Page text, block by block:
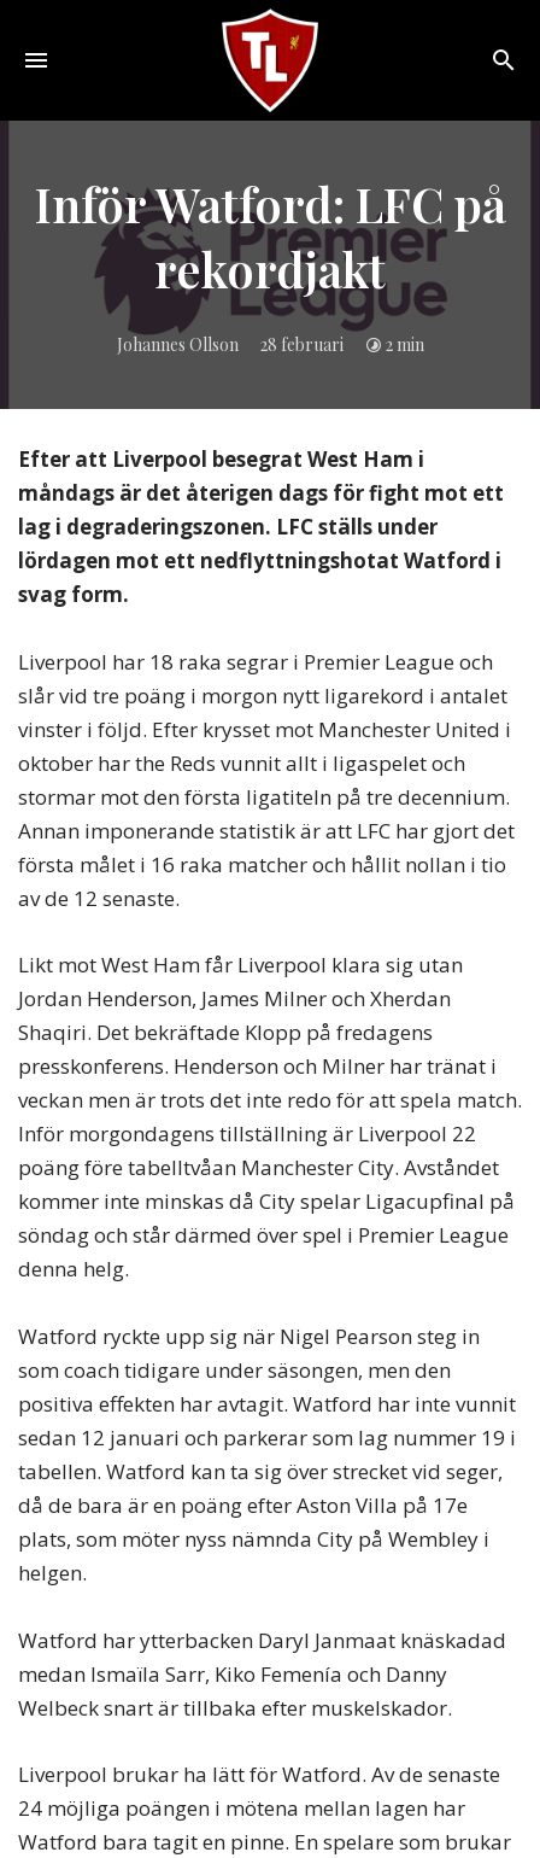
Sveriges
online
magazine!
Inför Watford: LFC på
rekordjakt
Johannes Ollson 28 februari 2 min
Efter att Liverpool besegrat West Ham i
måndags är det återigen dags för fight mot ett
lag i degraderingszonen. LFC ställs under
lördagen mot ett nedflyttningshotat Watford i
svag form.
Liverpool har 18 raka segrar i Premier League och
slår vid tre poäng i morgon nytt ligarekord i antalet
vinster i följd. Efter krysset mot Manchester United i
oktober har the Reds vunnit allt i ligaspelet och
stormar mot den första ligatiteln på tre decennium.
Annan imponerande statistik är att LFC har gjort det
första målet i 16 raka matcher och hållit nollan i tio
av de 12 senaste.
Likt mot West Ham får Liverpool klara sig utan
Jordan Henderson, James Milner och Xherdan
Shaqiri. Det bekräftade Klopp på fredagens
presskonferens. Henderson och Milner har tränat i
veckan men är trots det inte redo för att spela match.
Inför morgondagens tillställning är Liverpool 22
poäng före tabelltvåan Manchester City. Avståndet
kommer inte minskas då City spelar Ligacupfinal på
söndag och står därmed över spel i Premier League
denna helg.
Watford ryckte upp sig när Nigel Pearson steg in
som coach tidigare under säsongen, men den
positiva effekten har avtagit. Watford har inte vunnit
sedan 12 januari och parkerar som lag nummer 19 i
tabellen. Watford kan ta sig över strecket vid seger,
då de bara är en poäng efter Aston Villa på 17e
plats, som möter nyss nämnda City på Wembley i
helgen.
Watford har ytterbacken Daryl Janmaat knäskadad
medan Ismaïla Sarr, Kiko Femenía och Danny
Welbeck snart är tillbaka efter muskelskador.
Liverpool brukar ha lätt för Watford. Av de senaste
24 möjliga poängen i mötena mellan lagen har
Watford bara tagit en pinne. En spelare som brukar